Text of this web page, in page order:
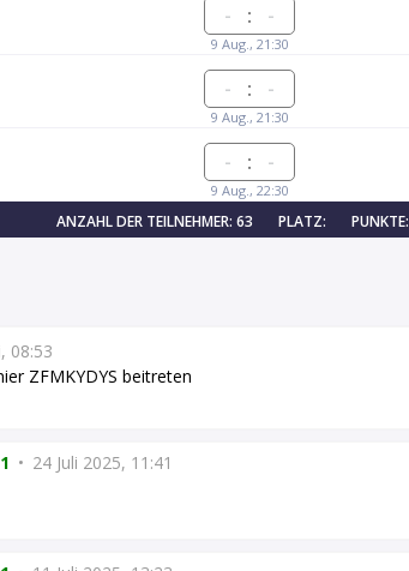
:
9 Aug., 21:30
:
9 Aug., 21:30
:
9 Aug., 22:30
ANZAHL DER TEILNEHMER: 63 PLATZ: PUNKTE:
08:53
ZFMKYDYS beitreten
• 24 Juli 2025, 11:41